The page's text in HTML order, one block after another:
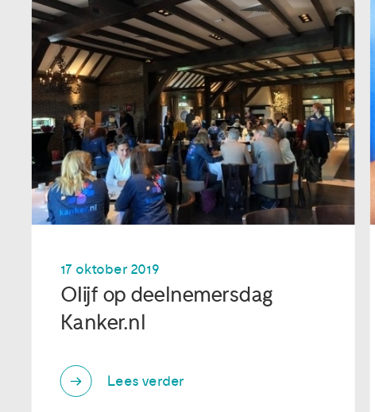
17 oktober 2019
OIijf op deelnemersdag
Kanker.nl
Lees verder